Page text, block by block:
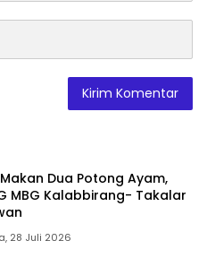
Dua Potong Ayam,
MBG Kalabbirang- Takalar
28 Juli 2026